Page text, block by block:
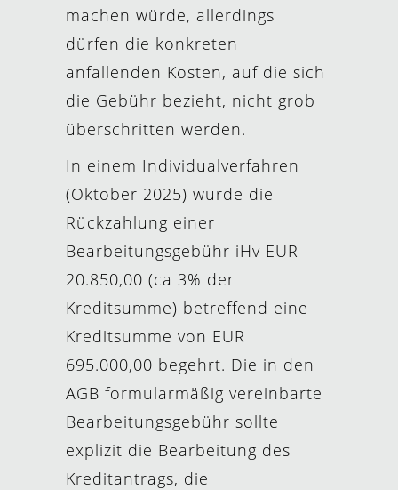
machen würde, allerdings
dürfen die konkreten
anfallenden Kosten, auf die sich
die Gebühr bezieht, nicht grob
überschritten werden.
In einem Individualverfahren
(Oktober 2025) wurde die
Rückzahlung einer
Bearbeitungsgebühr iHv EUR
20.850,00 (ca 3% der
Kreditsumme) betreffend eine
Kreditsumme von EUR
695.000,00 begehrt. Die in den
AGB formularmäßig vereinbarte
Bearbeitungsgebühr sollte
explizit die Bearbeitung des
Kreditantrags, die